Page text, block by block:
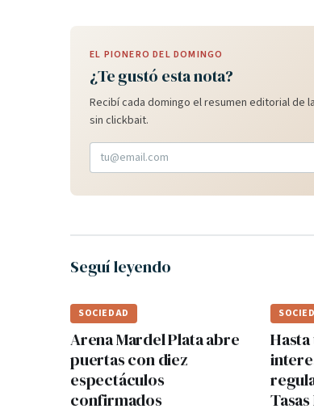
EL PIONERO DEL DOMINGO
¿Te gustó esta nota?
Recibí cada domingo el resumen editorial de
sin clickbait.
Seguí leyendo
SOCIEDAD
Arena Mardel Plata abre
puertas con diez
espectáculos
confirmados